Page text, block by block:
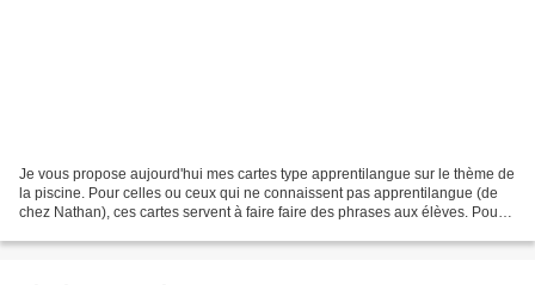
Je vous propose aujourd'hui mes cartes type apprentilangue sur le thème de
la piscine. Pour celles ou ceux qui ne connaissent pas apprentilangue (de
chez Nathan), ces cartes servent à faire faire des phrases aux élèves. Pour